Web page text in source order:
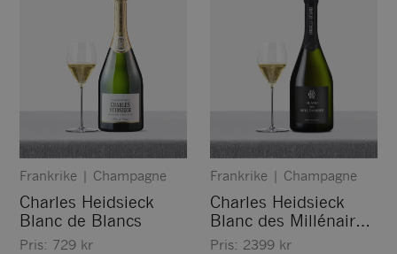
Frankrike | Champagne
Charles Heidsieck
Blanc de Blancs
Pris: 729 kr
Frankrike | Champagne
Charles Heidsieck
Blanc des Millénaires
2014
Pris: 2399 kr